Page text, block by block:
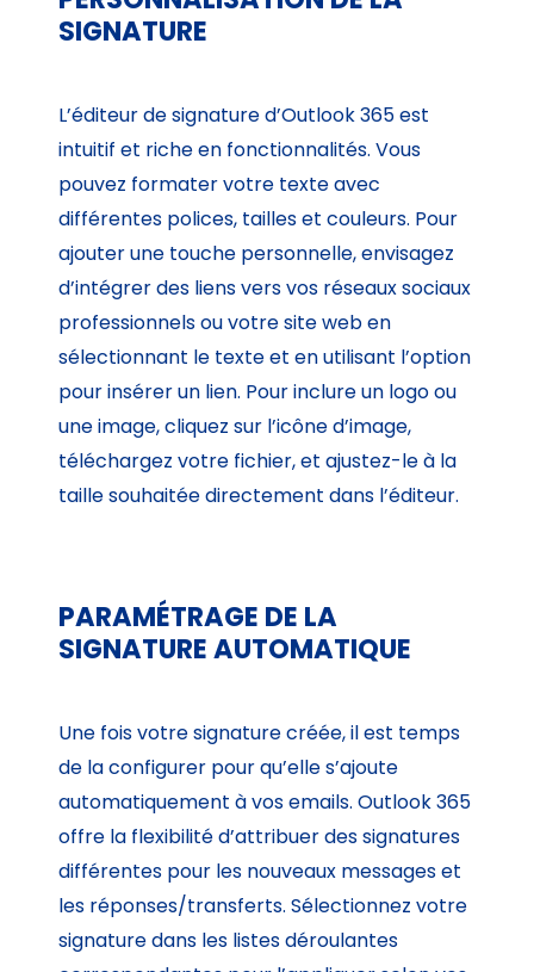
SIGNATURE
L’éditeur de signature d’Outlook 365 est
intuitif et riche en fonctionnalités. Vous
pouvez formater votre texte avec
différentes polices, tailles et couleurs. Pour
ajouter une touche personnelle, envisagez
d’intégrer des liens vers vos réseaux sociaux
professionnels ou votre site web en
sélectionnant le texte et en utilisant l’option
pour insérer un lien. Pour inclure un logo ou
une image, cliquez sur l’icône d’image,
téléchargez votre fichier, et ajustez-le à la
taille souhaitée directement dans l’éditeur.
PARAMÉTRAGE DE LA
SIGNATURE AUTOMATIQUE
Une fois votre signature créée, il est temps
de la configurer pour qu’elle s’ajoute
automatiquement à vos emails. Outlook 365
offre la flexibilité d’attribuer des signatures
différentes pour les nouveaux messages et
les réponses/transferts. Sélectionnez votre
signature dans les listes déroulantes